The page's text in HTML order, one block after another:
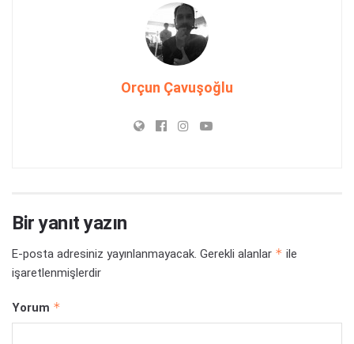
Orçun Çavuşoğlu
Bir yanıt yazın
E-posta adresiniz yayınlanmayacak. Gerekli alanlar * ile
işaretlenmişlerdir
Yorum *